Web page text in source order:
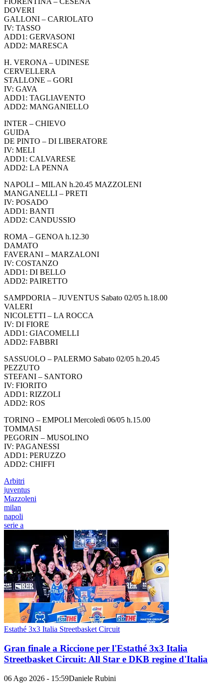
DOVERI
GALLONI – CARIOLATO
IV: TASSO
ADD1: GERVASONI
ADD2: MARESCA
H. VERONA – UDINESE
CERVELLERA
STALLONE – GORI
IV: GAVA
ADD1: TAGLIAVENTO
ADD2: MANGANIELLO
INTER – CHIEVO
GUIDA
DE PINTO – DI LIBERATORE
IV: MELI
ADD1: CALVARESE
ADD2: LA PENNA
NAPOLI – MILAN h.20.45 MAZZOLENI
MANGANELLI – PRETI
IV: POSADO
ADD1: BANTI
ADD2: CANDUSSIO
ROMA – GENOA h.12.30
DAMATO
FAVERANI – MARZALONI
IV: COSTANZO
ADD1: DI BELLO
ADD2: PAIRETTO
SAMPDORIA – JUVENTUS Sabato 02/05 h.18.00
VALERI
NICOLETTI – LA ROCCA
IV: DI FIORE
ADD1: GIACOMELLI
ADD2: FABBRI
SASSUOLO – PALERMO Sabato 02/05 h.20.45
PEZZUTO
STEFANI – SANTORO
IV: FIORITO
ADD1: RIZZOLI
ADD2: ROS
TORINO – EMPOLI Mercoledì 06/05 h.15.00
TOMMASI
PEGORIN – MUSOLINO
IV: PAGANESSI
ADD1: PERUZZO
ADD2: CHIFFI
Arbitri
juventus
Mazzoleni
milan
napoli
serie a
Estathé 3x3 Italia Streetbasket Circuit
Gran finale a Riccione per l'Estathé 3x3 Italia
Streetbasket Circuit: All Star e DKB regine d'Italia
06 Ago 2026 - 15:59Daniele Rubini